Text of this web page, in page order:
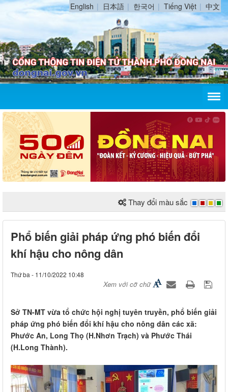
English 日本語 한국어 Tiếng Việt 中文
Thay đổi màu sắc
Phổ biến giải pháp ứng phó biến đổi
khí hậu cho nông dân
Thứ ba - 11/10/2022 10:48
Xem với cỡ chữ
Sở TN-MT vừa tổ chức hội nghị tuyên truyền, phổ biến giải
pháp ứng phó biến đổi khí hậu cho nông dân các xã:
Phước An, Long Thọ (H.Nhơn Trạch) và Phước Thái
(H.Long Thành).